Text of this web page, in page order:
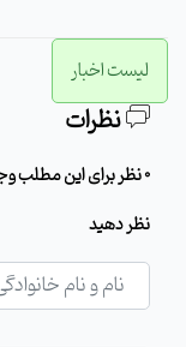
لیست اخبار
نظرات
0 نظر برای این مطلب وجود دارد
نظر دهید